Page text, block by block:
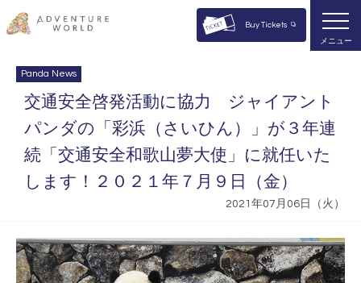
Buy Tickets
メニュー
Panda News
交通安全啓発活動に協力 ジャイアント
パンダの「彩浜（さいひん）」が３年連
続「交通安全和歌山夢大使」に就任いた
します！２０２１年７月９日（金）
2021年07月06日（火）